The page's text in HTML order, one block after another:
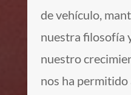
de vehículo,
nuestra filosofía
nuestro
nos ha